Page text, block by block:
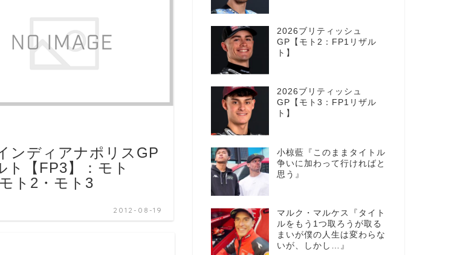
ンディアナポリスGP
ト【FP3】：モト
ト2・モト3
2012-08-19
2026ブリティッシュ
GP【モト2：FP1リザル
ト】
2026ブリティッシュ
GP【モト3：FP1リザル
ト】
小椋藍『このままタイトル
争いに加わって行ければと
思う』
マルク・マルケス『タイト
ルをもう1つ取ろうが取る
まいが僕の人生は変わらな
いが、しかし…』